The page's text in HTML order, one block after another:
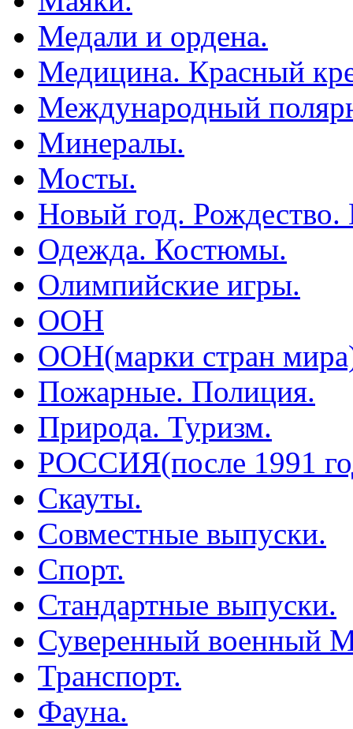
Медали и ордена.
Медицина. Красный
Международный
Минералы.
Мосты.
Новый год. Рождество.
Одежда. Костюмы.
Олимпийские игры.
ООН
ООН(марки стран
Пожарные. Полиция.
Природа. Туризм.
РОССИЯ(после 1991
Скауты.
Совместные выпуски.
Спорт.
Стандартные выпуски.
Суверенный военный
Транспорт.
Фауна.